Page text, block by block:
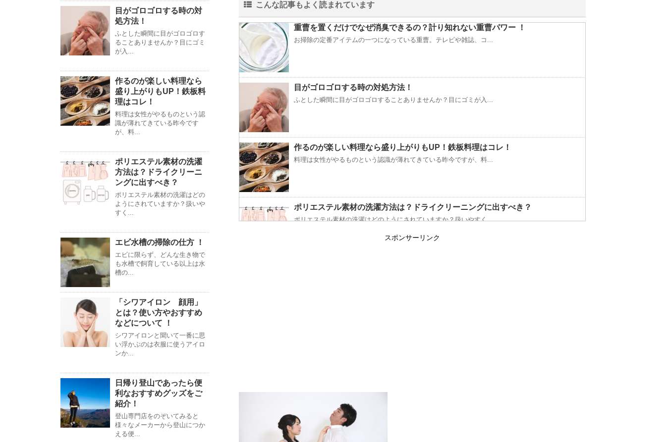
こんな記事もよく読まれています
重曹を置くだけでなぜ消臭できるの？計り知れない重曹パワー ！
お掃除の定番アイテムの一つになっている重曹。テレビや雑誌、コ...
目がゴロゴロする時の対処方法！
ふとした瞬間に目がゴロゴロすることありませんか？目にゴミが入...
作るのが楽しい料理なら盛り上がりもUP！鉄板料理はコレ！
料理は女性がやるものという認識が薄れてきている昨今ですが、料...
ポリエステル素材の洗濯方法は？ドライクリーニングに出すべき？
ポリエステル素材の洗濯はどのようにされていますか？扱いやすく...
スポンサーリンク
目がゴロゴロする時の対
処方法！
ふとした瞬間に目がゴロゴロす
ることありませんか？目にゴミ
が入...
作るのが楽しい料理なら
盛り上がりもUP！鉄板料
理はコレ！
料理は女性がやるものという認
識が薄れてきている昨今です
が、料...
ポリエステル素材の洗濯
方法は？ドライクリーニ
ングに出すべき？
ポリエステル素材の洗濯はどの
ようにされていますか？扱いや
すく...
エビ水槽の掃除の仕方 ！
エビに限らず、どんな生き物で
も水槽で飼育している以上は水
槽の...
「シワアイロン 顔用」
とは？使い方やおすすめ
などについて ！
シワアイロンと聞いて一番に思
い浮かぶのは衣服に使うアイロ
ンか...
日帰り登山であったら便
利なおすすめグッズをご
紹介！
登山専門店をのぞいてみると
様々なメーカーから登山につか
える便...